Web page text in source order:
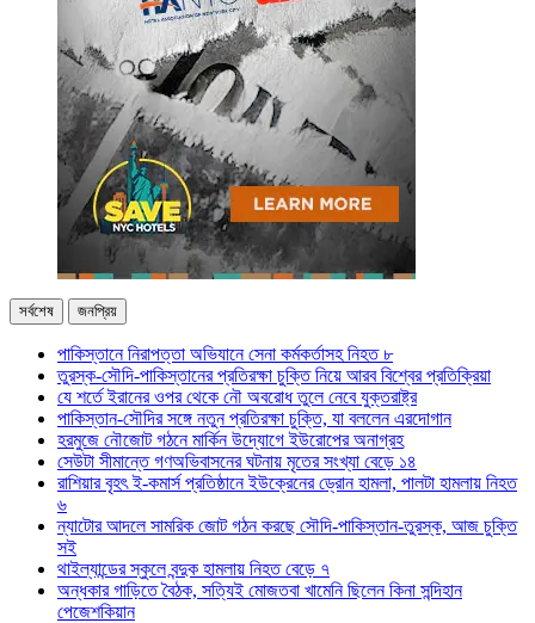
সর্বশেষ জনপ্রিয়
পাকিস্তানে নিরাপত্তা অভিযানে সেনা কর্মকর্তাসহ নিহত ৮
তুরস্ক-সৌদি-পাকিস্তানের প্রতিরক্ষা চুক্তি নিয়ে আরব বিশ্বের প্রতিক্রিয়া
যে শর্তে ইরানের ওপর থেকে নৌ অবরোধ তুলে নেবে যুক্তরাষ্ট্র
পাকিস্তান-সৌদির সঙ্গে নতুন প্রতিরক্ষা চুক্তি, যা বললেন এরদোগান
হরমুজে নৌজোট গঠনে মার্কিন উদ্যোগে ইউরোপের অনাগ্রহ
সেউটা সীমান্তে গণঅভিবাসনের ঘটনায় মৃতের সংখ্যা বেড়ে ১৪
রাশিয়ার বৃহৎ ই-কমার্স প্রতিষ্ঠানে ইউক্রেনের ড্রোন হামলা, পালটা হামলায় নিহত
৬
ন্যাটোর আদলে সামরিক জোট গঠন করছে সৌদি-পাকিস্তান-তুরস্ক, আজ চুক্তি
সই
থাইল্যান্ডের স্কুলে বন্দুক হামলায় নিহত বেড়ে ৭
অন্ধকার গাড়িতে বৈঠক, সত্যিই মোজতবা খামেনি ছিলেন কিনা সন্দিহান
পেজেশকিয়ান